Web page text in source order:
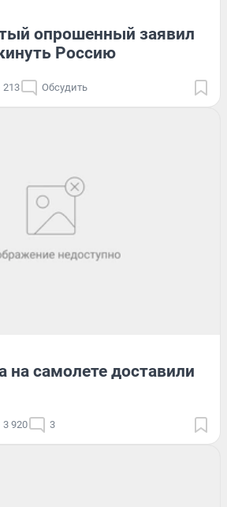
опрошенный заявил
Россию
213 Обсудить
на самолете доставили
3 920 3